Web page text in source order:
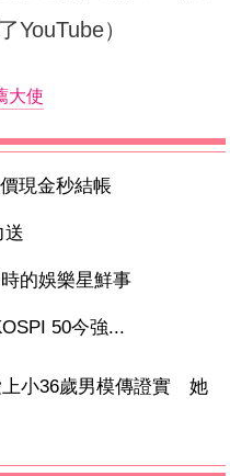
YouTube）
大使
現金秒結帳
送
的娛樂星鮮事
50今強...
上小36歲男模傳證實 她